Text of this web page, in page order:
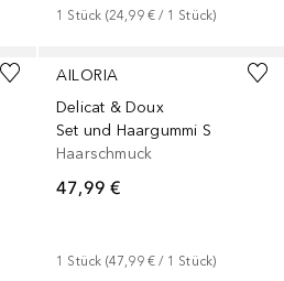
1 Stück (24,99 € / 1 Stück)
AILORIA
Delicat & Doux
Set und Haargummi S
Haarschmuck
47,99 €
1 Stück (47,99 € / 1 Stück)